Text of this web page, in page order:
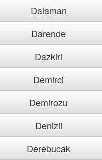
Dalaman
Darende
Dazkiri
Demirci
Demirozu
Denizli
Derebucak